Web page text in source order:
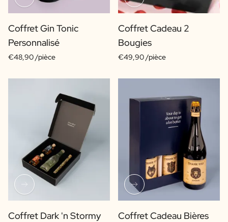
Coffret Gin Tonic
Personnalisé
€48,90 /pièce
Coffret Cadeau 2
Bougies
€49,90 /pièce
Coffret Dark 'n Stormy
Coffret Cadeau Bières